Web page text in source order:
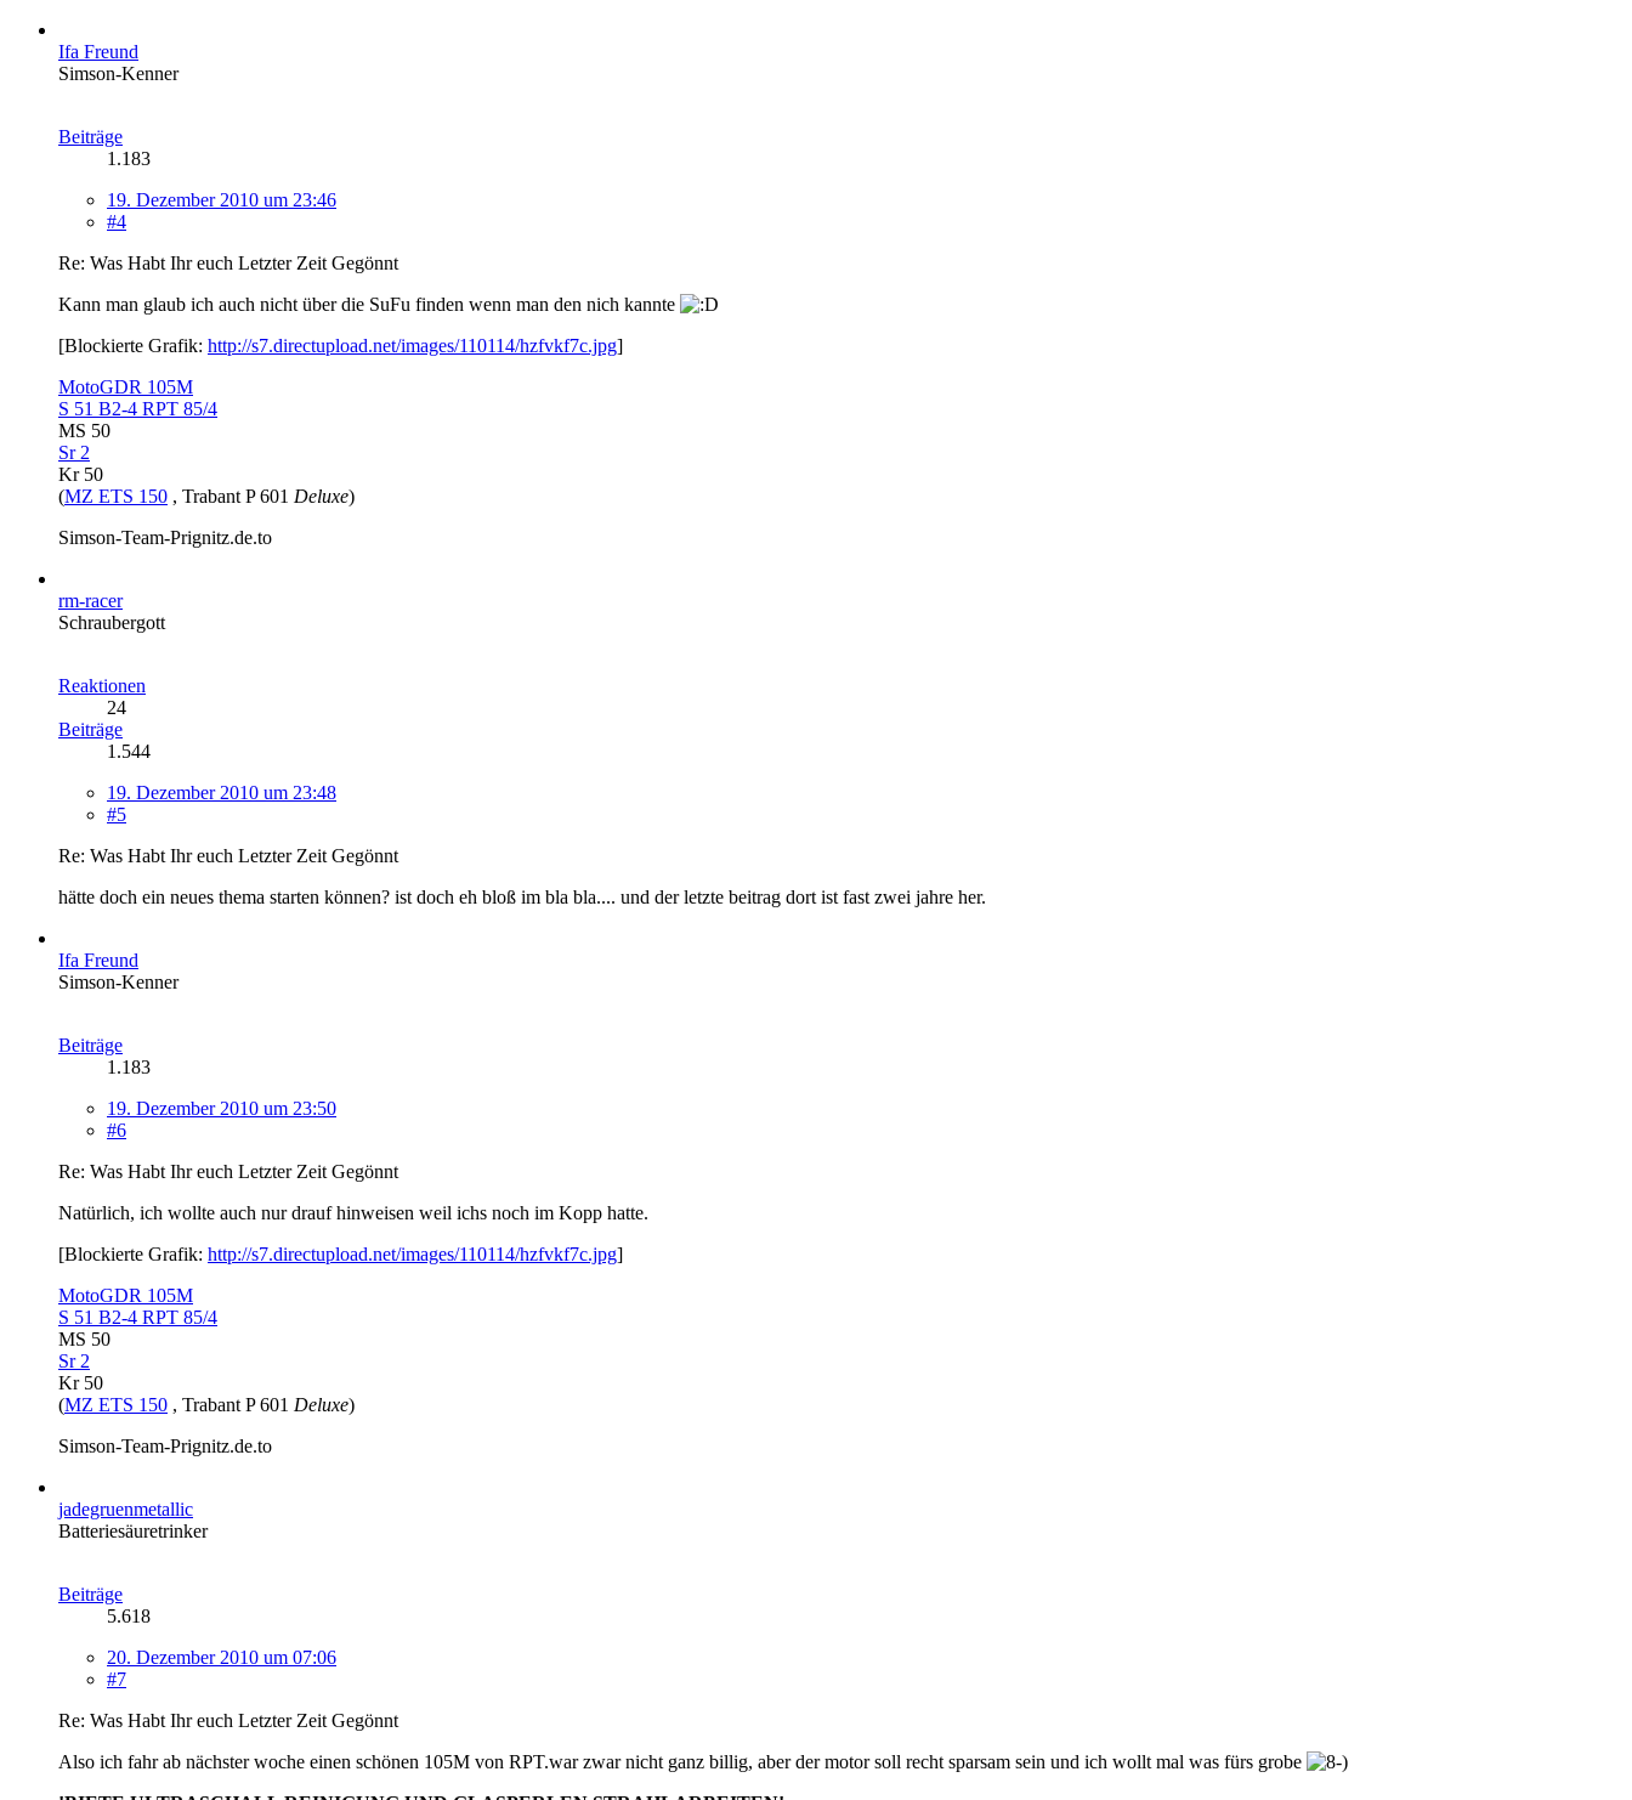
Ifa Freund
Simson-Kenner
Beiträge
1.183
19. Dezember 2010 um 23:46
#4
Re: Was Habt Ihr euch Letzter Zeit Gegönnt
Kann man glaub ich auch nicht über die SuFu finden wenn man den nich kannte
[Blockierte Grafik: http://s7.directupload.net/images/110114/hzfvkf7c.jpg]
MotoGDR 105M
S 51 B2-4 RPT 85/4
MS 50
Sr 2
Kr 50
(MZ ETS 150 , Trabant P 601 Deluxe)
Simson-Team-Prignitz.de.to
rm-racer
Schraubergott
Reaktionen
24
Beiträge
1.544
19. Dezember 2010 um 23:48
#5
Re: Was Habt Ihr euch Letzter Zeit Gegönnt
hätte doch ein neues thema starten können? ist doch eh bloß im bla bla.... und der letzte beitrag dort ist fast zwei jahre her.
Ifa Freund
Simson-Kenner
Beiträge
1.183
19. Dezember 2010 um 23:50
#6
Re: Was Habt Ihr euch Letzter Zeit Gegönnt
Natürlich, ich wollte auch nur drauf hinweisen weil ichs noch im Kopp hatte.
[Blockierte Grafik: http://s7.directupload.net/images/110114/hzfvkf7c.jpg]
MotoGDR 105M
S 51 B2-4 RPT 85/4
MS 50
Sr 2
Kr 50
(MZ ETS 150 , Trabant P 601 Deluxe)
Simson-Team-Prignitz.de.to
jadegruenmetallic
Batteriesäuretrinker
Beiträge
5.618
20. Dezember 2010 um 07:06
#7
Re: Was Habt Ihr euch Letzter Zeit Gegönnt
Also ich fahr ab nächster woche einen schönen 105M von RPT.war zwar nicht ganz billig, aber der motor soll recht sparsam sein und ich wollt mal was fürs grobe